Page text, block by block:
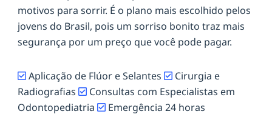
motivos para sorrir. É o plano mais escolhido pelos
jovens do Brasil, pois um sorriso bonito traz mais
segurança por um preço que você pode pagar.
Aplicação de Flúor e Selantes
Cirurgia e
Radiografias
Consultas com Especialistas em
Odontopediatria
Emergência 24 horas